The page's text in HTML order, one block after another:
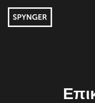
ΠΛΕΟΝΕΚΤΉΜΑΤΑ